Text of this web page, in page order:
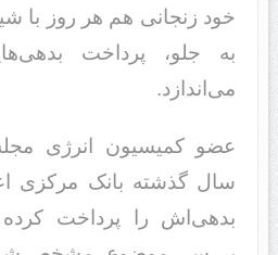
خود زنجانی هم هر روز با
به جلو، پرداخت
می‌اندازد.
عضو کمیسیون انرژی
سال گذشته بانک مرکزی
بدهی‌اش را پرداخت